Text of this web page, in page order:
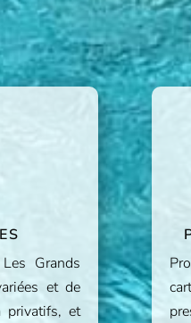
Grands
et de
privatifs, et